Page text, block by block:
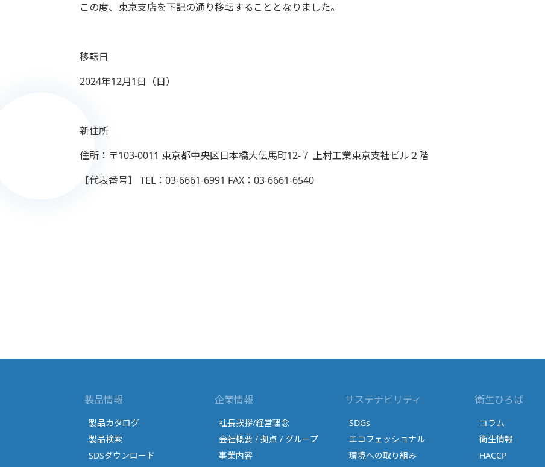
この度、東京支店を下記の通り移転することとなりました。
移転日
2024年12月1 日（日）
新住所
住所：〒103-0011 東京都中央区日本橋大伝馬町12-７ 上村工業東京支社ビル２階
【代表番号】
TEL ： 03-6661-6991 FAX ： 03-6661-6540
製品情報
製品カタログ
製品検索
SDSダウンロード
企業情報
社長挨拶/経営理念
会社概要 / 拠点 / グループ
事業内容
サステナビリティ
SDGs
エコフェッショナル
環境への取り組み
衛生ひろば
コラム
衛生情報
HACCP